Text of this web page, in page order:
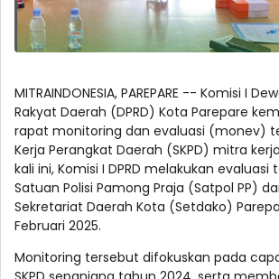
MITRAINDONESIA, PAREPARE -- Komisi I
Rakyat Daerah (DPRD) Kota Parepare
rapat monitoring dan evaluasi (monev)
Kerja Perangkat Daerah (SKPD) mitra
kali ini, Komisi I DPRD melakukan evaluasi
Satuan Polisi Pamong Praja (Satpol PP)
Sekretariat Daerah Kota (Setdako)
Februari 2025.
Monitoring tersebut difokuskan pada